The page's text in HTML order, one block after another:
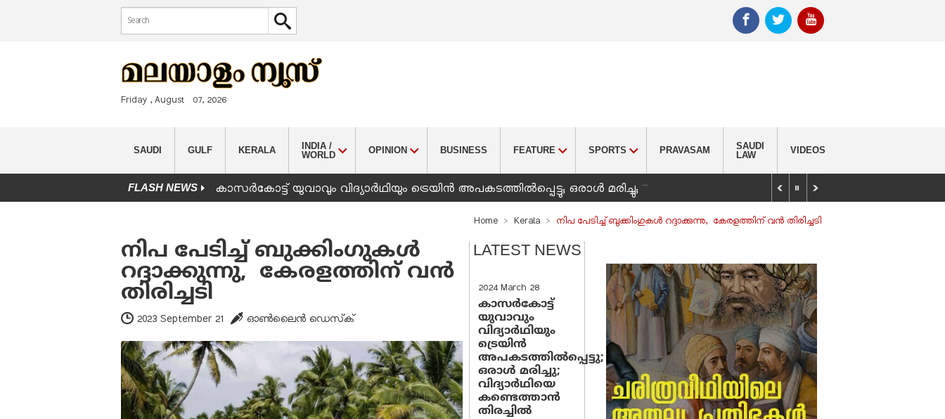
Search form
Search
Friday , August 07, 2026
SAUDI GULF KERALA
INDIA /
WORLD
OPINION BUSINESS FEATURE SPORTS PRAVASAM
SAUDI
LAW
VIDEOS
FLASH NEWS കാസർകോട്ട് യുവാവും വിദ്യാർഥിയും ട്രെയിൻ അപകടത്തിൽപ്പെട്ടു; ഒരാൾ മരിച്ചു; വിദ്യാർഥിയെ കണ്ടെത്താൻ തിരച്ചിൽ
Home Kerala നിപ പേടിച്ച് ബുക്കിംഗുകള്‍ റദ്ദാക്കുന്നു, കേരളത്തിന് വന്‍ തിരിച്ചടി
നിപ പേടിച്ച് ബുക്കിംഗുകള്‍
റദ്ദാക്കുന്നു, കേരളത്തിന് വന്‍
തിരിച്ചടി
2023 September 21 ഓണ്‍ലൈന്‍ ഡെസ്‌ക്
LATEST NEWS
2024 March 28
കാസർകോട്ട്
യുവാവും
വിദ്യാർഥിയും
ട്രെയിൻ
അപകടത്തിൽപ്പെട്ടു;
ഒരാൾ മരിച്ചു;
വിദ്യാർഥിയെ
കണ്ടെത്താൻ
തിരച്ചിൽ